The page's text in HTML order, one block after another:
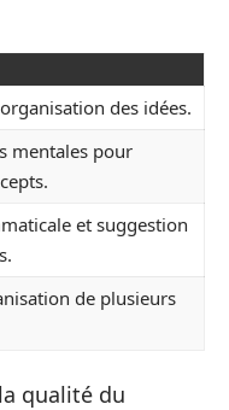
des idées.
mentales pour
et suggestion
de plusieurs
qualité du